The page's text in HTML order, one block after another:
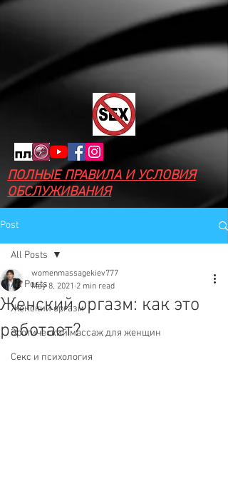
ПОЛНЫЕ ПРАВИЛА И УСЛОВИЯ
ОБСЛУЖИВАНИЯ
Post
All Posts
Женский оргазм
Эротический массаж для женщин
Секс и психология
All Posts
Женский оргазм: как это
работает?
womenmassagekiev777
May 8, 2021 2 min read